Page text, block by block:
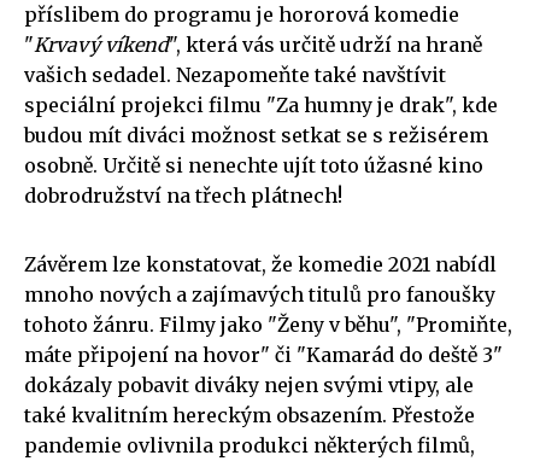
příslibem do programu je hororová komedie
"Krvavý víkend", která vás určitě udrží na hraně
vašich sedadel. Nezapomeňte také navštívit
speciální projekci filmu "Za humny je drak", kde
budou mít diváci možnost setkat se s režisérem
osobně. Určitě si nenechte ujít toto úžasné kino
dobrodružství na třech plátnech!
Závěrem lze konstatovat, že komedie 2021 nabídl
mnoho nových a zajímavých titulů pro fanoušky
tohoto žánru. Filmy jako "Ženy v běhu", "Promiňte,
máte připojení na hovor" či "Kamarád do deště 3"
dokázaly pobavit diváky nejen svými vtipy, ale
také kvalitním hereckým obsazením. Přestože
pandemie ovlivnila produkci některých filmů,